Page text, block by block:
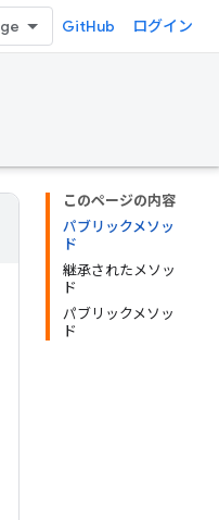
GitHub ログイン
このページの内容
パブリックメソッ
ド
継承されたメソッ
ド
パブリックメソッ
ド